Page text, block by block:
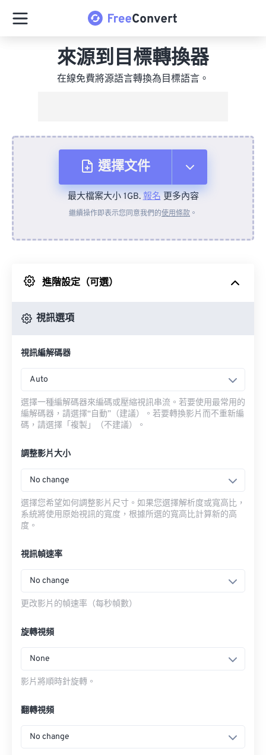
來源到目標轉換器
在線免費將源語言轉換為目標語言。
選擇文件
來自裝置
來自 Google 雲端硬碟
最大檔案大小 1GB.報名更多內容
繼續操作即表示您同意我們的使用條款 。
進階設定（可選）
視訊選項
視訊編解碼器
Auto
選擇一種編解碼器來編碼或壓縮視訊串流。若要使用最常用的
編解碼器，請選擇“自動”（建議）。若要轉換影片而不重新編
碼，請選擇「複製」（不建議）。
調整影片大小
No change
選擇您希望如何調整影片尺寸。如果您選擇解析度或寬高比，
系統將使用原始視訊的寬度，根據所選的寬高比計算新的高
度。
視訊幀速率
No change
更改影片的幀速率（每秒幀數）
旋轉視頻
None
影片將順時針旋轉。
翻轉視頻
No change